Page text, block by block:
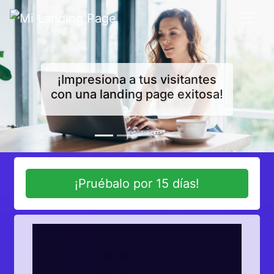
¡Impresiona a tus visitantes
con una landing page exitosa!
¡Haz que todos conozcan tu
idea!
¡Pruébalo por 15 días!